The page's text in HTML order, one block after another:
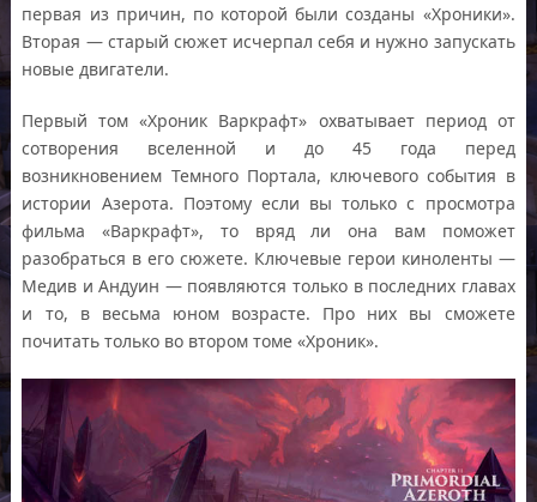
первая из причин, по которой были созданы «Хроники».
Вторая — старый сюжет исчерпал себя и нужно запускать
новые двигатели.
Первый том «Хроник Варкрафт» охватывает период от
сотворения вселенной и до 45 года перед
возникновением Темного Портала, ключевого события в
истории Азерота. Поэтому если вы только с просмотра
фильма «Варкрафт», то вряд ли она вам поможет
разобраться в его сюжете. Ключевые герои киноленты —
Медив и Андуин — появляются только в последних главах
и то, в весьма юном возрасте. Про них вы сможете
почитать только во втором томе «Хроник».